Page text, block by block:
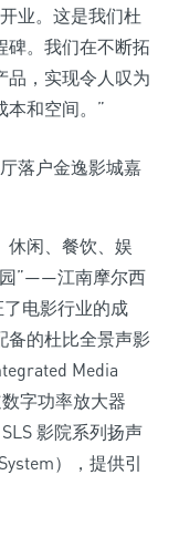
业。这是我们杜
碑。我们在不断拓
品，实现令人叹为
本和空间。”
休闲、餐饮、娱
园”——江南摩尔西
了电影行业的成
备的杜比全景声影
Media
字功率放大器
影院系列扬声
），提供引